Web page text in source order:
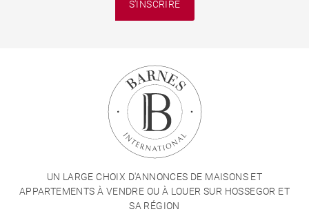
S'INSCRIRE
UN LARGE CHOIX D'ANNONCES DE MAISONS ET
APPARTEMENTS À VENDRE OU À LOUER SUR HOSSEGOR ET
SA RÉGION